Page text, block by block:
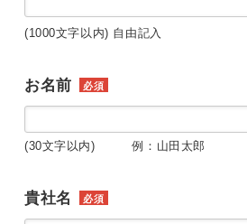
(1000文字以内) 自由記入
お名前 必須
(30文字以内) 例：山田太郎
貴社名 必須